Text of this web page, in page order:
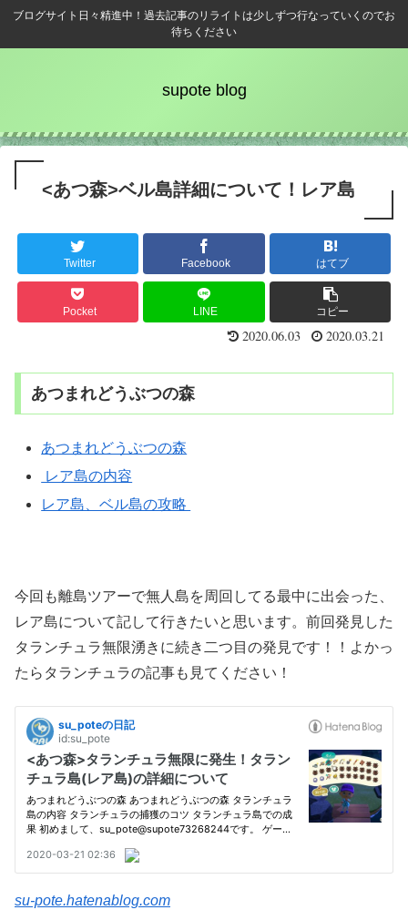
ブログサイト日々精進中！過去記事のリライトは少しずつ行なっていくのでお
待ちください
supote blog
<あつ森>ベル島詳細について！レア島
Twitter Facebook はてブ
Pocket LINE コピー
2020.06.03 2020.03.21
あつまれどうぶつの森
あつまれどうぶつの森
レア島の内容
レア島、ベル島の攻略
今回も離島ツアーで無人島を周回してる最中に出会った、
レア島について記して行きたいと思います。前回発見した
タランチュラ無限湧きに続き二つ目の発見です！！よかっ
たらタランチュラの記事も見てください！
su-pote.hatenablog.com